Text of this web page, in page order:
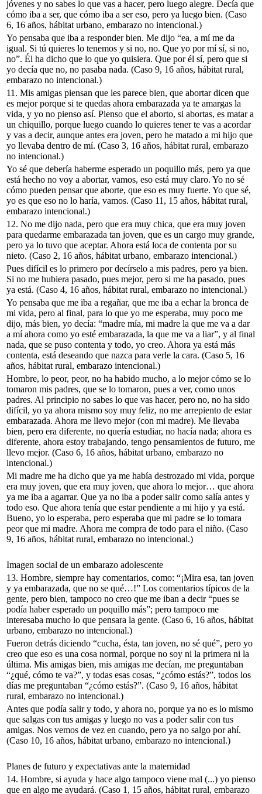
jóvenes y no sabes lo que vas a hacer, pero luego alegre. Decía que
cómo iba a ser, que cómo iba a ser eso, pero ya luego bien. (Caso
6, 16 años, hábitat urbano, embarazo no intencional.)
Yo pensaba que iba a responder bien. Me dijo “ea, a mí me da
igual. Si tú quieres lo tenemos y si no, no. Que yo por mí sí, si no,
no”. Él ha dicho que lo que yo quisiera. Que por él sí, pero que si
yo decía que no, no pasaba nada. (Caso 9, 16 años, hábitat rural,
embarazo no intencional.)
11. Mis amigas piensan que les parece bien, que abortar dicen que
es mejor porque si te quedas ahora embarazada ya te amargas la
vida, y yo no pienso así. Pienso que el aborto, si abortas, es matar a
un chiquillo, porque luego cuando lo quieres tener te vas a acordar
y vas a decir, aunque antes era joven, pero he matado a mi hijo que
yo llevaba dentro de mí. (Caso 3, 16 años, hábitat rural, embarazo
no intencional.)
Yo sé que debería haberme esperado un poquillo más, pero ya que
está hecho no voy a abortar, vamos, eso está muy claro. Yo no sé
cómo pueden pensar que aborte, que eso es muy fuerte. Yo que sé,
yo es que eso no lo haría, vamos. (Caso 11, 15 años, hábitat rural,
embarazo intencional.)
12. No me dijo nada, pero que era muy chica, que era muy joven
para quedarme embarazada tan joven, que es un cargo muy grande,
pero ya lo tuvo que aceptar. Ahora está loca de contenta por su
nieto. (Caso 2, 16 años, hábitat urbano, embarazo intencional.)
Pues difícil es lo primero por decírselo a mis padres, pero ya bien.
Si no me hubiera pasado, pues mejor, pero si me ha pasado, pues
ya está. (Caso 4, 16 años, hábitat rural, embarazo no intencional.)
Yo pensaba que me iba a regañar, que me iba a echar la bronca de
mi vida, pero al final, para lo que yo me esperaba, muy poco me
dijo, más bien, yo decía: “madre mía, mi madre la que me va a dar
a mí ahora como yo esté embarazada, la que me va a liar”, y al final
nada, que se puso contenta y todo, yo creo. Ahora ya está más
contenta, está deseando que nazca para verle la cara. (Caso 5, 16
años, hábitat rural, embarazo intencional.)
Hombre, lo peor, peor, no ha habido mucho, a lo mejor cómo se lo
tomaron mis padres, que se lo tomaron, pues a ver, como unos
padres. Al principio no sabes lo que vas hacer, pero no, no ha sido
difícil, yo ya ahora mismo soy muy feliz, no me arrepiento de estar
embarazada. Ahora me llevo mejor (con mi madre). Me llevaba
bien, pero era diferente, no quería estudiar, no hacía nada; ahora es
diferente, ahora estoy trabajando, tengo pensamientos de futuro, me
llevo mejor. (Caso 6, 16 años, hábitat urbano, embarazo no
intencional.)
Mi madre me ha dicho que ya me había destrozado mi vida, porque
era muy joven, que era muy joven, que ahora lo mejor… que ahora
ya me iba a agarrar. Que ya no iba a poder salir como salía antes y
todo eso. Que ahora tenía que estar pendiente a mi hijo y ya está.
Bueno, yo lo esperaba, pero esperaba que mi padre se lo tomara
peor que mi madre. Ahora me compra de todo para el niño. (Caso
9, 16 años, hábitat rural, embarazo no intencional.)
Imagen social de un embarazo adolescente
13. Hombre, siempre hay comentarios, como: “¡Mira esa, tan joven
y ya embarazada, que no se qué…!” Los comentarios típicos de la
gente, pero bien, tampoco no creo que me iban a decir “pues se
podía haber esperado un poquillo más”; pero tampoco me
interesaba mucho lo que pensara la gente. (Caso 6, 16 años, hábitat
urbano, embarazo no intencional.)
Fueron detrás diciendo “cucha, ésta, tan joven, no sé qué”, pero yo
creo que eso es una cosa normal, porque no soy ni la primera ni la
última. Mis amigas bien, mis amigas me decían, me preguntaban
“¿qué, cómo te va?”, y todas esas cosas, “¿cómo estás?”, todos los
días me preguntaban “¿cómo estás?”. (Caso 9, 16 años, hábitat
rural, embarazo no intencional.)
Antes que podía salir y todo, y ahora no, porque ya no es lo mismo
que salgas con tus amigas y luego no vas a poder salir con tus
amigas. Nos vemos de vez en cuando, pero ya no salgo por ahí.
(Caso 10, 16 años, hábitat urbano, embarazo no intencional.)
Planes de futuro y expectativas ante la maternidad
14. Hombre, si ayuda y hace algo tampoco viene mal (...) yo pienso
que en algo me ayudará. (Caso 1, 15 años, hábitat rural, embarazo